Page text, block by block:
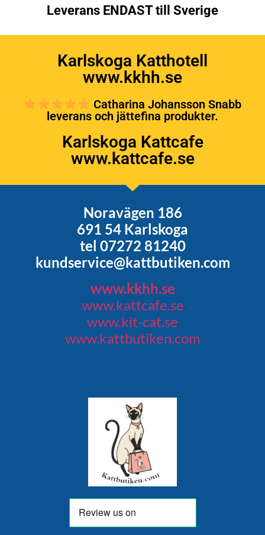
Leverans ENDAST till Sverige
Karlskoga Katthotell
www.kkhh.se
Catharina Johansson Snabb
leverans och jättefina produkter.
Karlskoga Kattcafe
www.kattcafe.se
Noravägen 186
691 54 Karlskoga
tel 07272 81240
kundservice@kattbutiken.com
www.kkhh.se
www.kattcafe.se
www.kit-cat.se
www.kattbutiken.com